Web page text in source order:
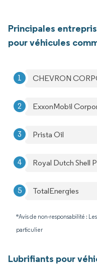
Principales
pour véhicules
CHEVRON
ExxonMobil
Prista Oil
Royal Dutch Shell
TotalEnergies
*Avis de non-responsabilité :
particulier
Lubrifiants pour